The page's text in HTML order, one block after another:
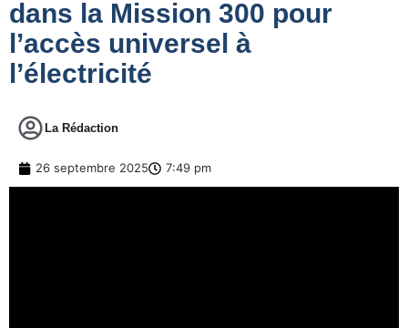
dans la Mission 300 pour
l’accès universel à
l’électricité
La Rédaction
26 septembre 2025 7:49 pm